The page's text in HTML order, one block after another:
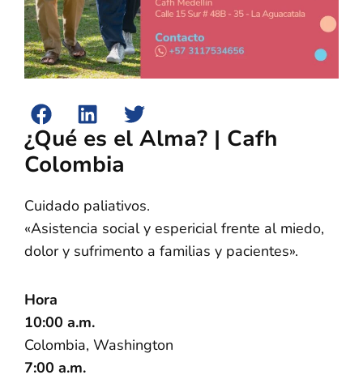
¿Qué es el Alma? | Cafh
Colombia
Cuidado paliativos.
«Asistencia social y espericial frente al miedo,
dolor y sufrimento a familias y pacientes».
Hora
10:00 a.m.
Colombia, Washington
7:00 a.m.